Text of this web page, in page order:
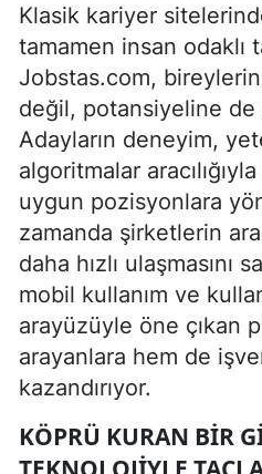
Klasik kariyer
tamamen insan odaklı
Jobstas.com, bireylerin
değil, potansiyeline de
Adayların deneyim,
algoritmalar
uygun pozisyonlara
zamanda şirketlerin
daha hızlı ulaşmasını
mobil kullanım ve
arayüzüyle öne çıkan
arayanlara hem de
kazandırıyor.
KÖPRÜ KURAN BIR